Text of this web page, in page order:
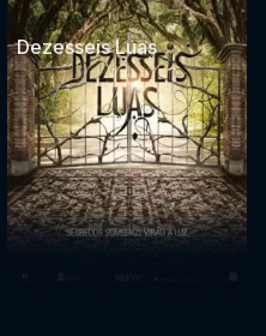
Dezesseis Luas